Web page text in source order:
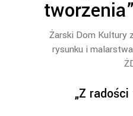
tworzenia”
Żarski Dom Kultury
rysunku i
„Z